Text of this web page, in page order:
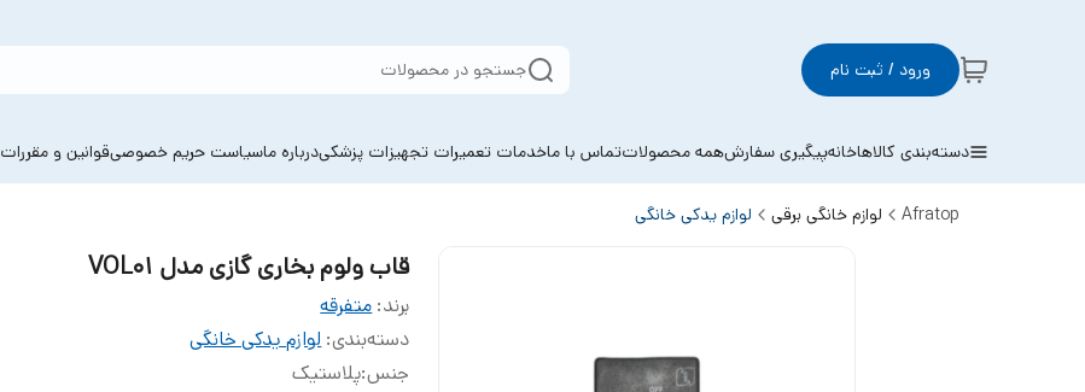
ورود / ثبت نام جستجو در محصولات
دسته‌بندی کالاهاخانهپیگیری سفارشهمه محصولاتتماس با ماخدمات تعمیرات تجهیزات پزشکیدرباره ماسیاست حریم خصوصیقوانین و مقررات
Afratop لوازم خانگی برقی لوازم یدکی خانگی
قاب ولوم بخاری گازی مدل VOL01
برند: متفرقه
دسته‌بندی:لوازم یدکی خانگی
جنس:پلاستیک